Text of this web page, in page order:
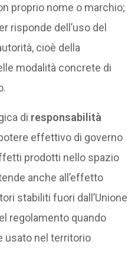
proprio nome o marchio;
risponde dell’uso del
cioè della
modalità concrete di
di responsabilità
effettivo di governo
prodotti nello spazio
anche all’effetto
stabiliti fuori dall’Unione
regolamento quando
usato nel territorio